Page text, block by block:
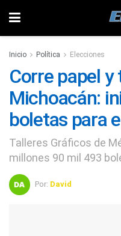
Inicio Política Elecciones
Corre papel
Michoacán:
boletas para
Talleres Gráficos de
millones 90 mil 493
Por: David